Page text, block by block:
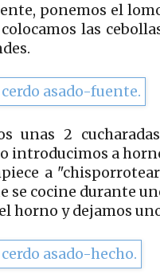
ponemos el
las
unas 2
introducimos a
a
se cocine durante
horno y dejamos